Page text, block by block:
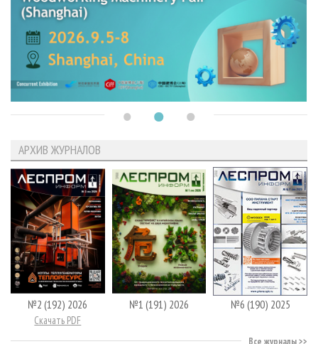
АРХИВ ЖУРНАЛОВ
№2 (192) 2026
Скачать PDF
№1 (191) 2026 №6 (190) 2025
Все журналы